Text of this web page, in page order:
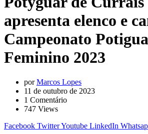
apresenta elenco e
Campeonato
Feminino 2023
porMarcos Lopes
11 de outubro de 2023
1 Comentário
747 Views
Facebook TwitterYoutube LinkedIn